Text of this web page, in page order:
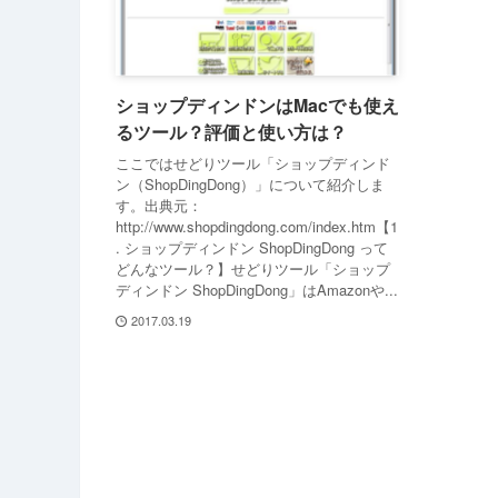
ショップディンドンはMacでも使え
るツール？評価と使い方は？
ここではせどりツール「ショップディンド
ン（ShopDingDong）」について紹介しま
す。出典元：
http://www.shopdingdong.com/index.htm【1
. ショップディンドン ShopDingDong って
どんなツール？】せどりツール「ショップ
ディンドン ShopDingDong」はAmazonや...
2017.03.19